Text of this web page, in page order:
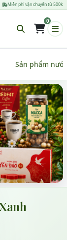
Miễn phí vận chuyển từ 500k
0
Sản phẩm